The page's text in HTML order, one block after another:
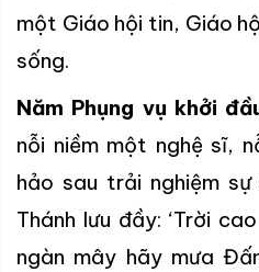
một Giáo hội tin, Giáo
sống.
Năm Phụng vụ khởi
nỗi niềm một nghệ sĩ,
hảo sau trải nghiệm
Thánh lưu đầy: ‘Trời
ngàn mây hãy mưa